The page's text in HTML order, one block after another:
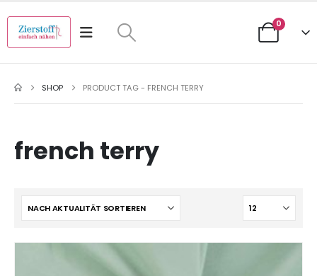
0
SHOP PRODUCT TAG - FRENCH TERRY
french terry